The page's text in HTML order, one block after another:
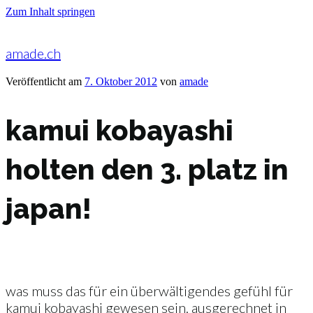
Zum Inhalt springen
amade.ch
Veröffentlicht am 7. Oktober 2012 von amade
kamui kobayashi
holten den 3. platz in
japan!
was muss das für ein überwältigendes gefühl für
kamui kobayashi gewesen sein. ausgerechnet in